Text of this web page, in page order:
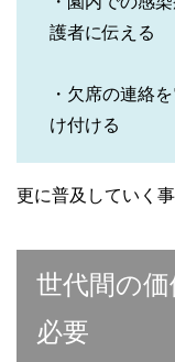
護者に伝える
・欠席の連絡
け付ける
更に普及していく
世代間の
必要